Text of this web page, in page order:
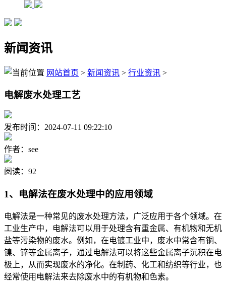
新闻资讯
网站首页 > 新闻资讯 > 行业资讯 >
电解废水处理工艺
发布时间：2024-07-11 09:22:10
作者：see
阅读：92
1、电解法在废水处理中的应用领域
电解法是一种常见的废水处理方法，广泛应用于各个领域。在
工业生产中，电解法可以用于处理含有重金属、有机物和无机
盐等污染物的废水。例如，在电镀工业中，废水中常含有铜、
镍、锌等金属离子，通过电解法可以将这些金属离子沉积在电
极上，从而实现废水的净化。在制药、化工和纺织等行业，也
经常使用电解法来去除废水中的有机物和色素。